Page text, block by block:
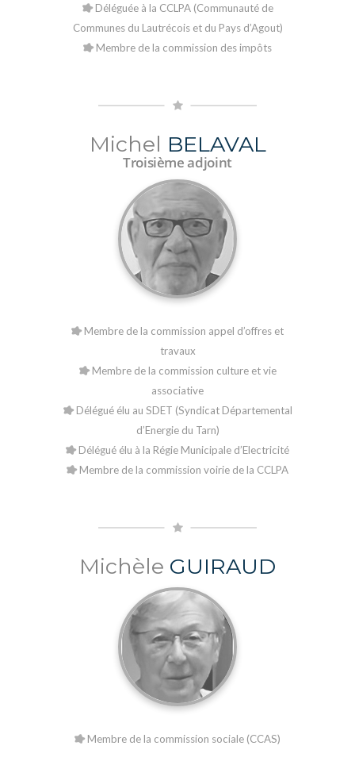
Déléguée à la CCLPA (Communauté de
Communes du Lautrécois et du Pays d’Agout)
Membre de la commission des impôts
Michel BELAVAL
Troisième adjoint
Membre de la commission appel d’offres et
travaux
Membre de la commission culture et vie
associative
Délégué élu au SDET (Syndicat Départemental
d’Energie du Tarn)
Délégué élu à la Régie Municipale d’Electricité
Membre de la commission voirie de la CCLPA
Michèle GUIRAUD
Membre de la commission sociale (CCAS)